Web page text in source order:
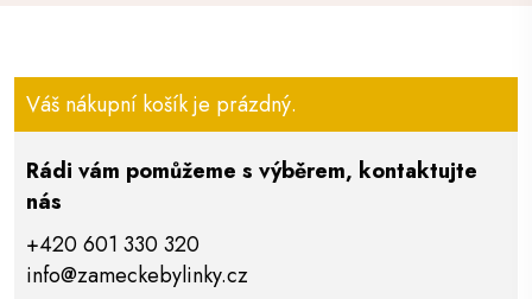
Váš nákupní košík je prázdný.
Rádi vám pomůžeme s výběrem, kontaktujte
nás
+420 601 330 320
info@zameckebylinky.cz